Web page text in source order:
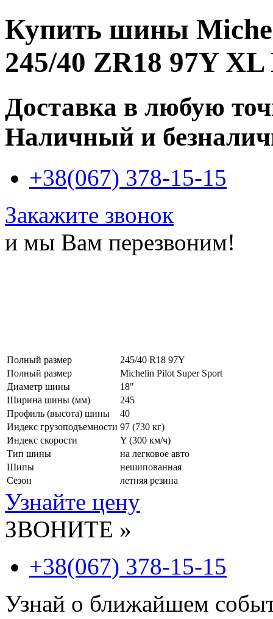
Купить шины
245/40 ZR18 97Y XL
Доставка в любую
Наличный и
+38(067) 378-15-15
Закажите звонок
и мы Вам перезвоним!
Полный размер
245/40 R18 97Y
Полный размер
Michelin Pilot Super Sport
Диаметр шины
18"
Ширина шины (мм)
245
Профиль (высота) шины
40
Индекс грузоподъемности 97 (730 кг)
Индекс скорости
Y (300 км/ч)
Тип шины
на легковое авто
Шипы
нешипованная
Сезон
летняя резина
Узнайте цену
ЗВОНИТЕ »
+38(067) 378-15-15
Узнай о ближайшем